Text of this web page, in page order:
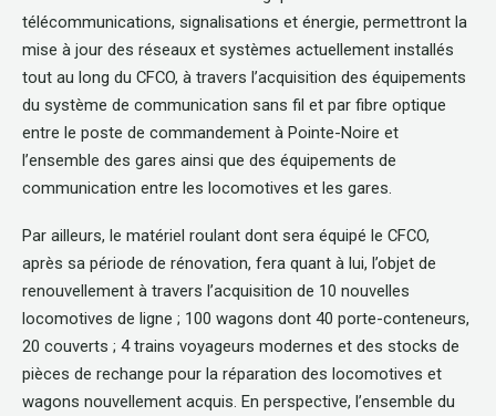
télécommunications, signalisations et énergie, permettront la
mise à jour des réseaux et systèmes actuellement installés
tout au long du CFCO, à travers l’acquisition des équipements
du système de communication sans fil et par fibre optique
entre le poste de commandement à Pointe-Noire et
l’ensemble des gares ainsi que des équipements de
communication entre les locomotives et les gares.
Par ailleurs, le matériel roulant dont sera équipé le CFCO,
après sa période de rénovation, fera quant à lui, l’objet de
renouvellement à travers l’acquisition de 10 nouvelles
locomotives de ligne ; 100 wagons dont 40 porte-conteneurs,
20 couverts ; 4 trains voyageurs modernes et des stocks de
pièces de rechange pour la réparation des locomotives et
wagons nouvellement acquis. En perspective, l’ensemble du